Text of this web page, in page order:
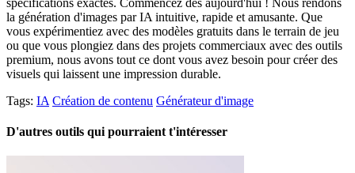
la génération d'images par IA intuitive, rapide et amusante. Que
vous expérimentiez avec des modèles gratuits dans le terrain de jeu
ou que vous plongiez dans des projets commerciaux avec des outils
premium, nous avons tout ce dont vous avez besoin pour créer des
visuels qui laissent une impression durable.
Tags: IA Création de contenu Générateur d'image
D'autres outils qui pourraient t'intéresser